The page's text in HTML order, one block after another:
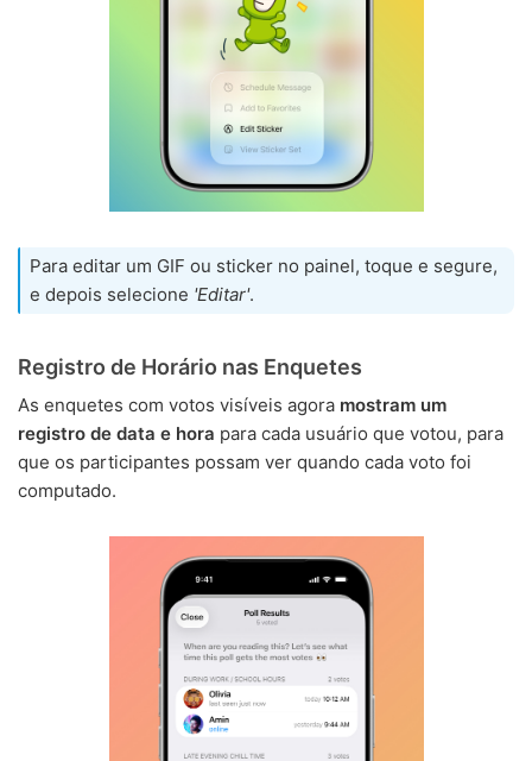
Para editar um GIF ou sticker no painel, toque e segure,
e depois selecione 'Editar'.
Registro de Horário nas Enquetes
As enquetes com votos visíveis agora mostram um
registro de data e hora para cada usuário que votou, para
que os participantes possam ver quando cada voto foi
computado.